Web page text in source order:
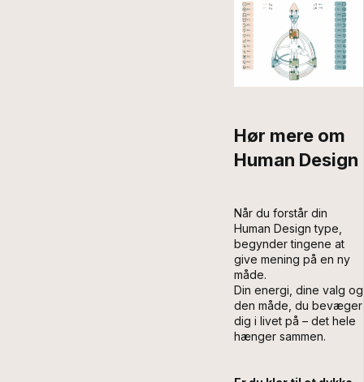
Hør mere om
Human Design
Når du forstår din
Human Design type,
begynder tingene at
give mening på en ny
måde.
Din energi, dine valg og
den måde, du bevæger
dig i livet på – det hele
hænger sammen.